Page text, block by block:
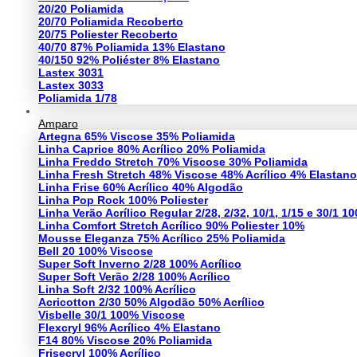
20/20 Poliamida
20/70 Poliamida Recoberto
20/75 Poliester Recoberto
40/70 87% Poliamida 13% Elastano
40/150 92% Poliéster 8% Elastano
Lastex 3031
Lastex 3033
Poliamida 1/78
Amparo
Artegna 65% Viscose 35% Poliamida
Linha Caprice 80% Acrílico 20% Poliamida
Linha Freddo Stretch 70% Viscose 30% Poliamida
Linha Fresh Stretch 48% Viscose 48% Acrílico 4% Elastano
Linha Frise 60% Acrílico 40% Algodão
Linha Pop Rock 100% Poliester
Linha Verão Acrílico Regular 2/28, 2/32, 10/1, 1/15 e 30/1
Linha Comfort Stretch Acrílico 90% Poliester 10%
Mousse Eleganza 75% Acrílico 25% Poliamida
Bell 20 100% Viscose
Super Soft Inverno 2/28 100% Acrílico
Super Soft Verão 2/28 100% Acrílico
Linha Soft 2/32 100% Acrílico
Acricotton 2/30 50% Algodão 50% Acrílico
Visbelle 30/1 100% Viscose
Flexcryl 96% Acrílico 4% Elastano
F14 80% Viscose 20% Poliamida
Frisecryl 100% Acrílico